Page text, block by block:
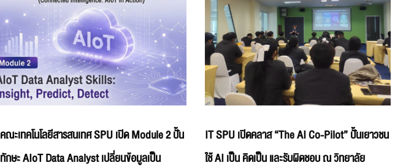
คณะเทคโนโลยีสารสนเทศ SPU เปิด Module 2 ปั้น
ทักษะ AIoT Data Analyst เปลี่ยนข้อมูลเป็น
IT SPU เปิดคลาส “The AI Co-Pilot” ปั้นเยาวชน
ใช้ AI เป็น คิดเป็น และรับผิดชอบ ณ วิทยาลัย